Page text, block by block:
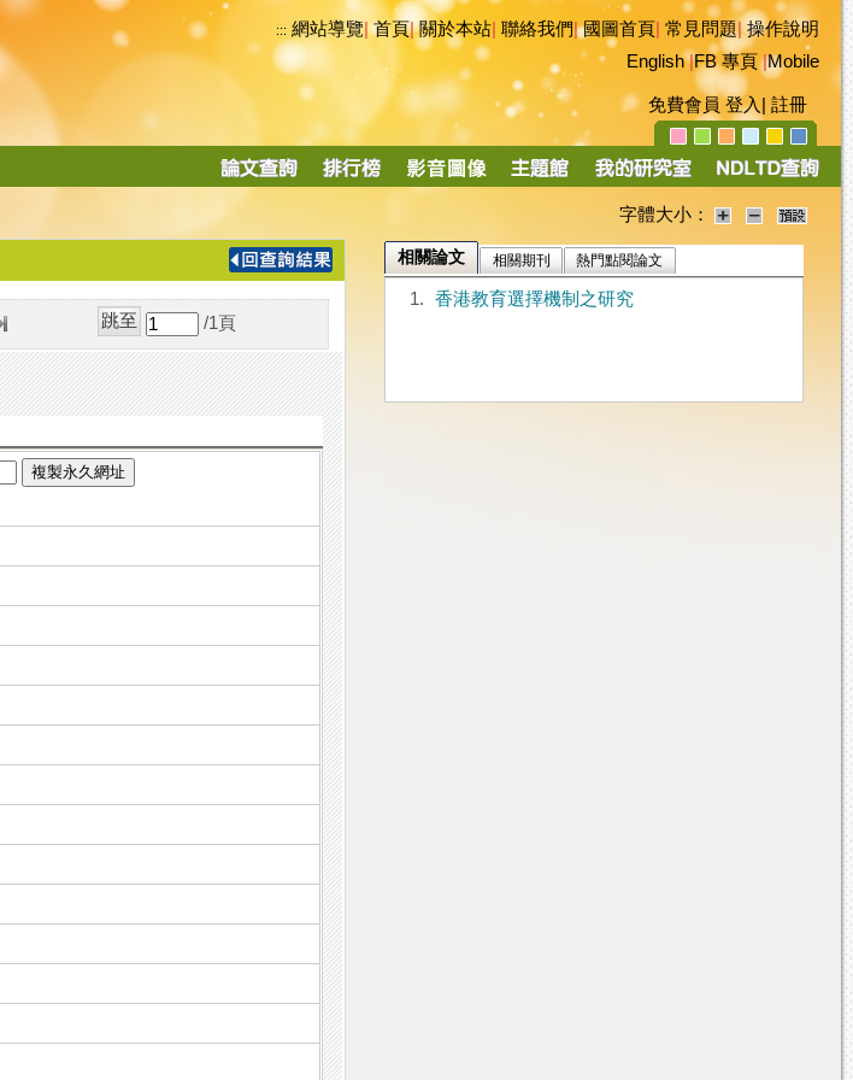
::: 網站導覽|首頁|關於本站 聯絡我們|國圖首頁 常見問題|操作說明
English|FB 專頁|Mobile
免費會員 登入 註冊
導
字體大小：
/1 頁
複製永久網址
相關論文 相關期刊 熱門點閱論文
1. 香港教育選擇機制之研究